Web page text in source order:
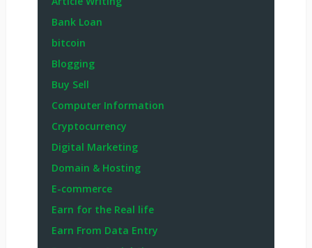
Bank Loan
bitcoin
Blogging
Buy Sell
Computer Information
Cryptocurrency
Digital Marketing
Domain & Hosting
E-commerce
Earn for the Real life
Earn From Data Entry